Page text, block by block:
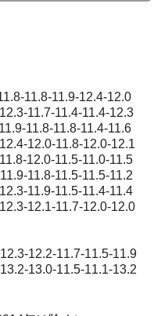
11.8-11.9-12.4-12.0
11.7-11.4-11.4-12.3
11.8-11.8-11.4-11.6
12.0-11.8-12.0-12.1
12.0-11.5-11.0-11.5
11.8-11.5-11.5-11.2
11.9-11.5-11.4-11.4
12.1-11.7-12.0-12.0
12.2-11.7-11.5-11.9
13.0-11.5-11.1-13.2